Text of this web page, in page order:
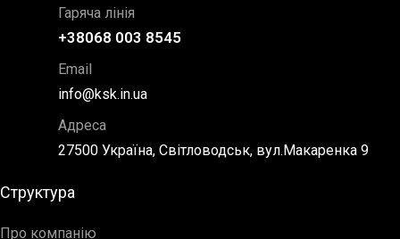
Гаряча лінія
+38068 003 8545
Email
info@ksk.in.ua
Адреса
27500 Україна, Світловодськ, вул.Макаренка 9
Структура
Про компанію